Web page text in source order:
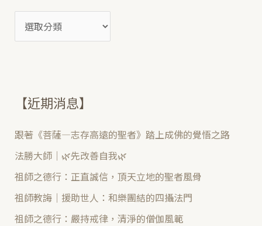
:
【近期消息】
跟著《菩薩—志存高遠的聖者》踏上成佛的覺悟之路
法勝大師｜🌿先改善自我🌿
祖師之德行：正直誠信，頂天立地的聖者風骨
祖師教誨｜援助世人：和樂團結的四攝法門
祖師之德行：嚴持戒律，清淨的僧伽風範